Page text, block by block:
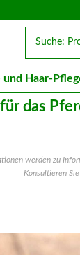
und Haar-
das
werden zu
Konsultieren